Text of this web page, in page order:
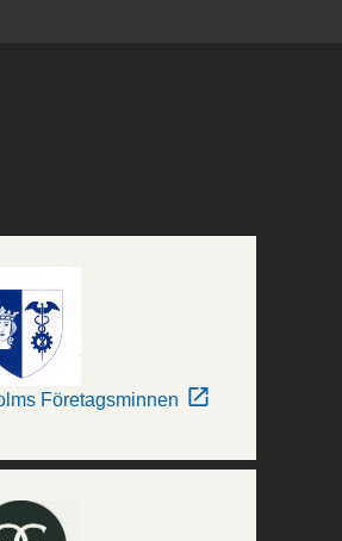
Företagsminnen